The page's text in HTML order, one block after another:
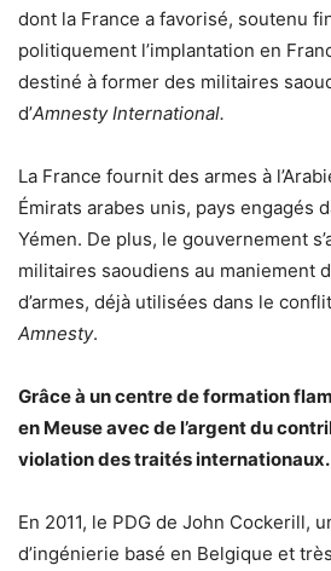
dont la France a favorisé, soutenu
politiquement l’implantation en
destiné à former des militaires
d’Amnesty International.
La France fournit des armes à
Émirats arabes unis, pays engagés
Yémen. De plus, le gouvernement
militaires saoudiens au maniement
d’armes, déjà utilisées dans le
Amnesty.
Grâce à un centre de formation
en Meuse avec de l’argent du
violation des traités internationaux.
En 2011, le PDG de John Cocke­rill,
d’in­gé­nie­rie basé en Belgique et